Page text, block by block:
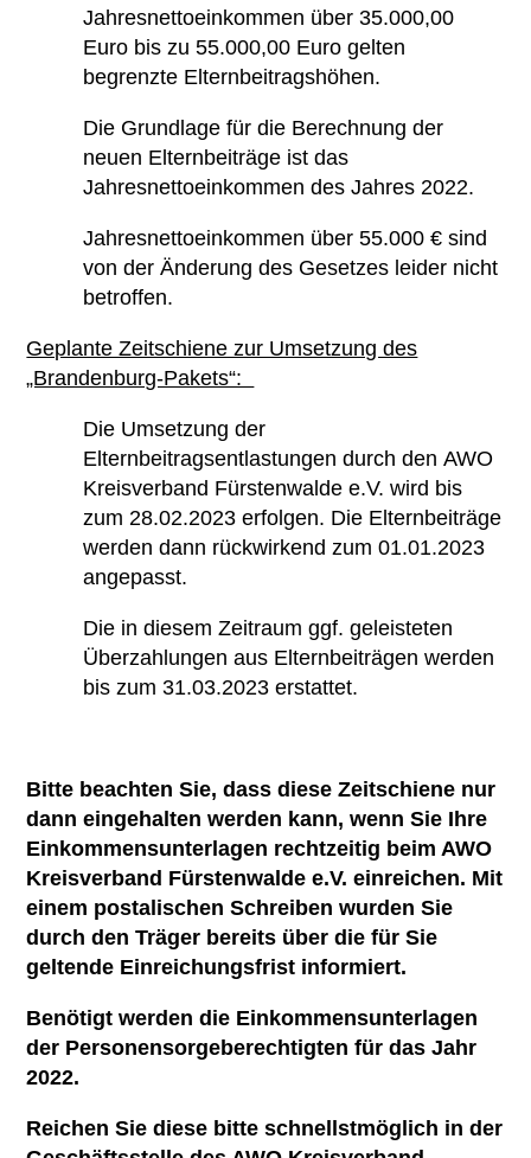
Kietztreff im „Zimmer mit Aussicht“
Jahresnettoeinkommen über 35.000,00
Euro bis zu 55.000,00 Euro gelten
begrenzte Elternbeitragshöhen.
Die Grundlage für die Berechnung der
neuen Elternbeiträge ist das
Jahresnettoeinkommen des Jahres 2022.
Jahresnettoeinkommen über 55.000 € sind
von der Änderung des Gesetzes leider nicht
betroffen.
Geplante Zeitschiene zur Umsetzung des
„Brandenburg-Pakets“:
Die Umsetzung der
Elternbeitragsentlastungen durch den AWO
Kreisverband Fürstenwalde e.V. wird bis
zum 28.02.2023 erfolgen. Die Elternbeiträge
werden dann rückwirkend zum 01.01.2023
angepasst.
Die in diesem Zeitraum ggf. geleisteten
Überzahlungen aus Elternbeiträgen werden
bis zum 31.03.2023 erstattet.
Bitte beachten Sie, dass diese Zeitschiene nur
dann eingehalten werden kann, wenn Sie Ihre
Einkommensunterlagen rechtzeitig beim AWO
Kreisverband Fürstenwalde e.V. einreichen. Mit
einem postalischen Schreiben wurden Sie
durch den Träger bereits über die für Sie
geltende Einreichungsfrist informiert.
Benötigt werden die Einkommensunterlagen
der Personensorgeberechtigten für das Jahr
2022.
Reichen Sie diese bitte schnellstmöglich in der